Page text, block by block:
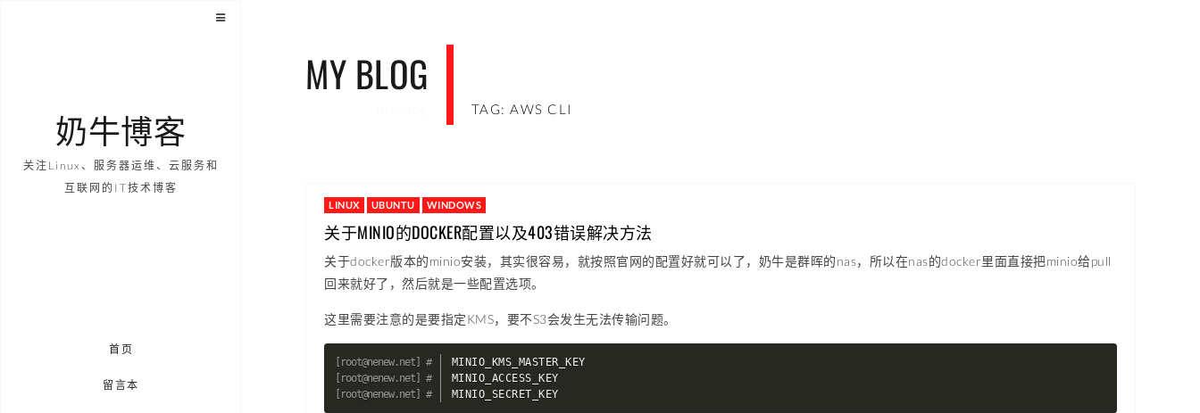
奶牛博客
关注Linux、服务器运维、云服务和
互联网的IT技术博客
首页
留言本
MY BLOG
TAG: AWS CLI
LINUX UBUNTU WINDOWS
关于MINIO的DOCKER配置以及403错误解决方法
关于docker版本的minio安装，其实很容易，就按照官网的配置好就可以了，奶牛是群晖的nas，所以在nas的docker里面直接把minio给pull
回来就好了，然后就是一些配置选项。
这里需要注意的是要指定KMS，要不S3会发生无法传输问题。
MINIO_KMS_MASTER_KEY
MINIO_ACCESS_KEY
MINIO_SECRET_KEY